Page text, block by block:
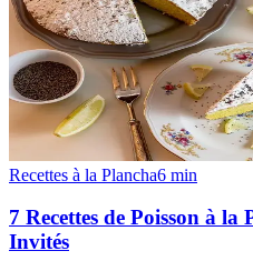
Recettes à la Plancha6 min
7 Recettes de Poisson à
Invités